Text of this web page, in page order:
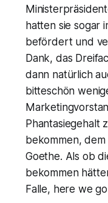
hatten sie sogar
befördert und
Dank, das
dann natürlich
bitteschön
Phantasiegehalt
bekommen,
Goethe. Als ob
bekommen
Falle, here we